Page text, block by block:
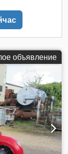
объявление